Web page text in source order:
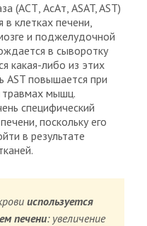
(АСТ, АсАт, ASAT, AST)
клетках печени,
и поджелудочной
в сыворотку
какая-либо из этих
AST повышается при
травмах мышц.
специфический
поскольку его
в результате
используется
печени: увеличение